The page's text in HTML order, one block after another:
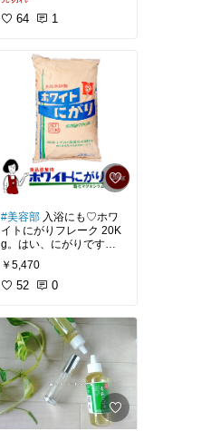
手洗い雑でもいいよ
タオルの汚れくらい何と
帰ってきてくれないか
今までありがとうござい
Roomを離れます。
悔いのないように接して
ください
行ってらっしゃいって笑
顔で送り出せたのは
環境にもお肌にも安心安
全なのですが
注目すべきはコレ、
アミノ酸も入っているん
ですねー。
私、普段から自分で調合
して似たような状況で入
品は使ったことは無いの
ですがとても良さそうだ
ったのでチェックしてみ
ました。
プレゼントにも良さそう
因みに、重曹や塩を25kg
買いしてますし、クエン
酸とアミノ酸(EAA)も毎
月購入しています。アミ
ノ酸を使う時は浴槽には
入れず、お風呂から上が
る時にアミノ酸で軽く洗
顔&洗髪してますが、肌
64 1
#美容部 入浴にも♡ホワ
イトにがりフレーク 20K
g。はい、にがりです。
お豆腐屋さんを...始める
訳ではなく、私、マグネ
シウム不足なので経皮摂
エプソムソルトだとお高
いので。。。
この商品の袋そのままの
状態で送られてきます。
入浴には200～300gを目
￥5,470
52 0